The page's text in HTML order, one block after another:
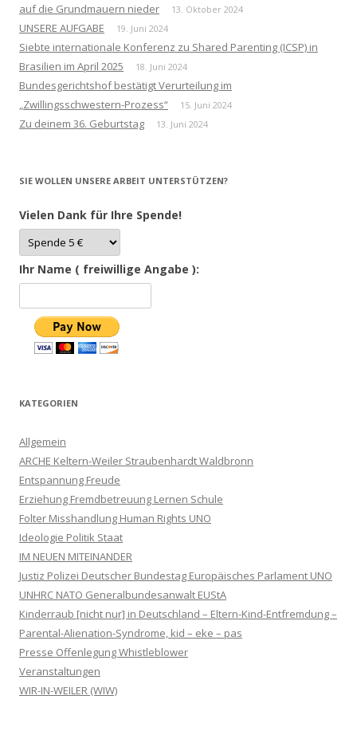
auf die Grundmauern nieder
13. Oktober 2024
UNSERE AUFGABE 19. Juni 2024
Siebte internationale Konferenz zu Shared Parenting (ICSP) in
Brasilien im April 2025
18. Juni 2024
Bundesgerichtshof bestätigt Verurteilung im
„Zwillingsschwestern-Prozess“
15. Juni 2024
Zu deinem 36. Geburtstag 13. Juni 2024
SIE WOLLEN UNSERE ARBEIT UNTERSTÜTZEN?
Vielen Dank für Ihre Spende!
Ihr Name ( freiwillige Angabe ):
KATEGORIEN
Allgemein
ARCHE Keltern-Weiler Straubenhardt Waldbronn
Entspannung Freude
Erziehung Fremdbetreuung Lernen Schule
Folter Misshandlung Human Rights UNO
Ideologie Politik Staat
IM NEUEN MITEINANDER
Justiz Polizei Deutscher Bundestag Europäisches Parlament UNO
UNHRC NATO Generalbundesanwalt EUStA
Kinderraub [nicht nur] in Deutschland – Eltern-Kind-Entfremdung –
Parental-Alienation-Syndrome, kid – eke – pas
Presse Offenlegung Whistleblower
Veranstaltungen
WIR-IN-WEILER (WIW)